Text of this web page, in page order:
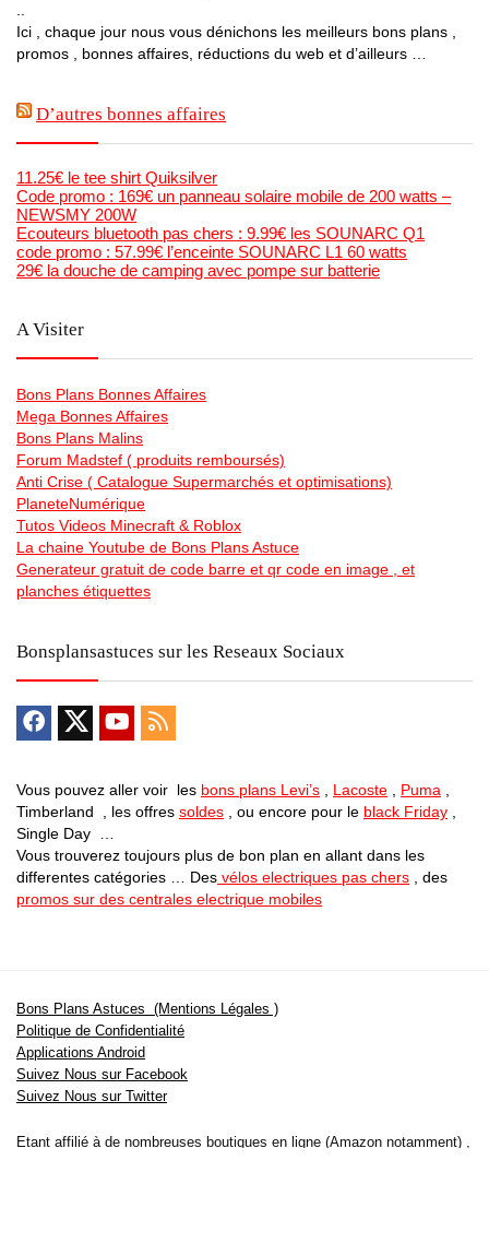
..
Ici , chaque jour nous vous dénichons les meilleurs bons plans ,
promos , bonnes affaires, réductions du web et d’ailleurs …
D’autres bonnes affaires
11.25€ le tee shirt Quiksilver
Code promo : 169€ un panneau solaire mobile de 200 watts –
NEWSMY 200W
Ecouteurs bluetooth pas chers : 9.99€ les SOUNARC Q1
code promo : 57.99€ l’enceinte SOUNARC L1 60 watts
29€ la douche de camping avec pompe sur batterie
A Visiter
Bons Plans Bonnes Affaires
Mega Bonnes Affaires
Bons Plans Malins
Forum Madstef ( produits remboursés)
Anti Crise ( Catalogue Supermarchés et optimisations)
PlaneteNumérique
Tutos Videos Minecraft & Roblox
La chaine Youtube de Bons Plans Astuce
Generateur gratuit de code barre et qr code en image , et
planches étiquettes
Bonsplansastuces sur les Reseaux Sociaux
Vous pouvez aller voir les bons plans Levi’s , Lacoste , Puma ,
Timberland , les offres soldes , ou encore pour le black Friday ,
Single Day …
Vous trouverez toujours plus de bon plan en allant dans les
differentes catégories … Des vélos electriques pas chers , des
promos sur des centrales electrique mobiles
Bons Plans Astuces (Mentions Légales )
Politique de Confidentialité
Applications Android
Suivez Nous sur Facebook
Suivez Nous sur Twitter
Etant affilié à de nombreuses boutiques en ligne (Amazon notamment) ,